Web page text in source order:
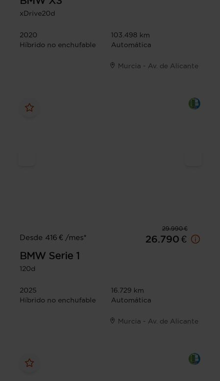
xDrive20d
2020
103.498 km
Híbrido no enchufable
Automática
Murcia - Av. de Alicante
29.990 €
Desde 416 € /mes*
26.790 €
BMW Serie 1
120d
2025
16.729 km
Híbrido no enchufable
Automática
Murcia - Av. de Alicante